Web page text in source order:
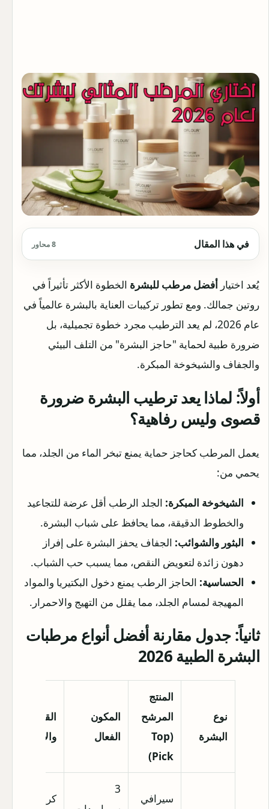
في هذا المقال 8 محاور
يُعد اختيار أفضل مرطب للبشرة الخطوة الأكثر تأثيراً في
روتين جمالك. ومع تطور تركيبات العناية بالبشرة عالمياً في
عام 2026، لم يعد الترطيب مجرد خطوة تجميلية، بل
ضرورة طبية لحماية "حاجز البشرة" من التلف البيئي
والجفاف والشيخوخة المبكرة.
أولاً: لماذا يعد ترطيب البشرة ضرورة
قصوى وليس رفاهية؟
يعمل المرطب كحاجز حماية يمنع تبخر الماء من الجلد، مما
يحمي من:
الشيخوخة المبكرة: الجلد الرطب أقل عرضة للتجاعيد
والخطوط الدقيقة، مما يحافظ على شباب البشرة.
البثور والشوائب: الجفاف يحفز البشرة على إفراز
دهون زائدة لتعويض النقص، مما يسبب حب الشباب.
الحساسية: الحاجز الرطب يمنع دخول البكتيريا والمواد
المهيجة لمسام الجلد، مما يقلل من التهيج والاحمرار.
ثانياً: جدول مقارنة أفضل أنواع مرطبات
البشرة الطبية 2026
نوع
البشرة
المنتج
المرشح
(Top
Pick)
المكون
الفعال
القوام
والامتصاص
سيرافي
3
كريم غني،